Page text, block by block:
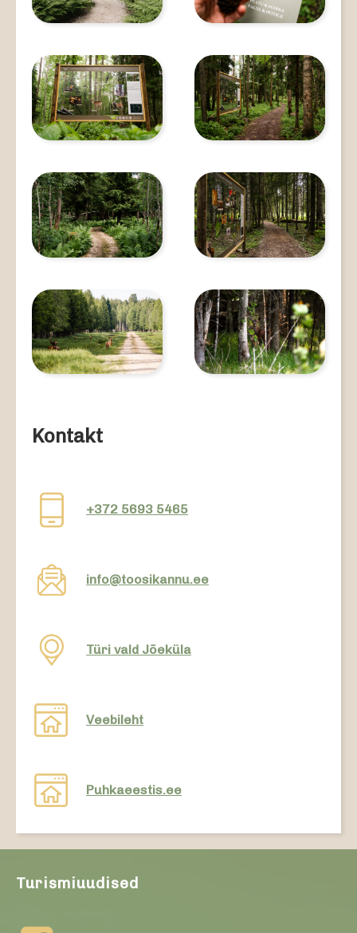
Kontakt
+372 5693 5465
info@toosikannu.ee
Türi vald Jõeküla
Veebileht
Puhkaeestis.ee
Turismiuudised